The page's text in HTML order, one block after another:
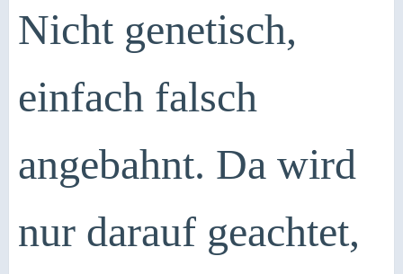
Nicht genetisch,
einfach falsch
angebahnt. Da wird
nur darauf geachtet,